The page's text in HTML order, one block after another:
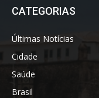
CATEGORIAS
Últimas Notícias
Cidade
Saúde
Brasil